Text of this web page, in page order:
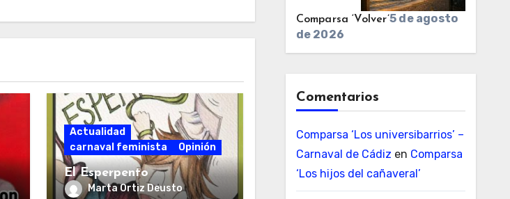
Actualidad
carnaval feminista
Opinión
El Esperpento
Marta Ortiz Deusto
Comparsa ‘Volver’5 de agosto
de 2026
Comentarios
Comparsa ‘Los universibarrios’ –
Carnaval de Cádiz en Comparsa
‘Los hijos del cañaveral’